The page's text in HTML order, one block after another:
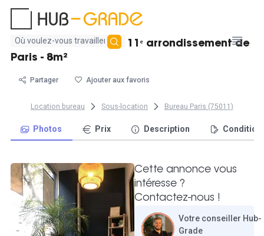
Aucun
résultat
Bureau fermé à louer, 11ᵉ arrondissement de
Paris - 8m²
Partager Ajouter aux favoris
Location bureau Sous-location Bureau Paris (75011)
Photos Prix Description
Cette annonce vous
intéresse ?
Contactez-nous !
Votre conseiller Hub-
Grade